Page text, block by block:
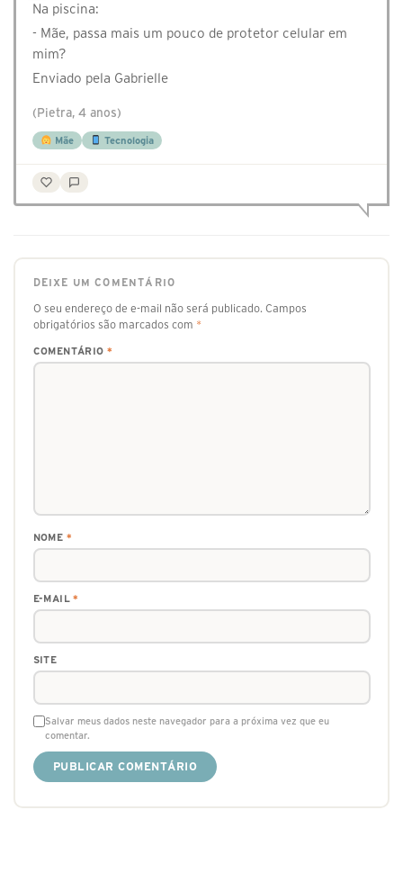
Na piscina:
- Mãe, passa mais um pouco de protetor celular em
mim?
Enviado pela Gabrielle
(Pietra, 4 anos)
Mãe Tecnologia
DEIXE UM COMENTÁRIO
O seu endereço de e-mail não será publicado. Campos
obrigatórios são marcados com *
COMENTÁRIO *
NOME *
E-MAIL*
SITE
Salvar meus dados neste navegador para a próxima vez que eu
comentar.